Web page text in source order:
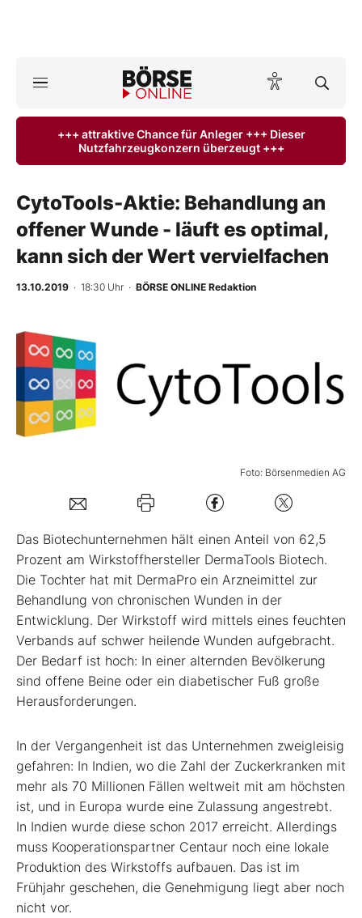
Anlageprodukte
Finanz-Check
Abo & Shop
Mein B:O
Mein Konto
+++ attraktive Chance für Anleger +++ Dieser
Nutzfahrzeugkonzern überzeugt +++
CytoTools-Aktie: Behandlung an
offener Wunde - läuft es optimal,
kann sich der Wert vervielfachen
13.10.2019 · 18:30 Uhr · BÖRSE ONLINE Redaktion
Foto: Börsenmedien AG
Das Biotechunternehmen hält einen Anteil von 62,5
Prozent am Wirkstoffhersteller DermaTools Biotech.
Die Tochter hat mit DermaPro ein Arzneimittel zur
Behandlung von chronischen Wunden in der
Entwicklung. Der Wirkstoff wird mittels eines feuchten
Verbands auf schwer heilende Wunden aufgebracht.
Der Bedarf ist hoch: In einer alternden Bevölkerung
sind offene Beine oder ein diabetischer Fuß große
Herausforderungen.
In der Vergangenheit ist das Unternehmen zweigleisig
gefahren: In Indien, wo die Zahl der Zuckerkranken mit
mehr als 70 Millionen Fällen weltweit mit am höchsten
ist, und in Europa wurde eine Zulassung angestrebt.
In Indien wurde diese schon 2017 erreicht. Allerdings
muss Kooperationspartner Centaur noch eine lokale
Produktion des Wirkstoffs aufbauen. Das ist im
Frühjahr geschehen, die Genehmigung liegt aber noch
nicht vor.